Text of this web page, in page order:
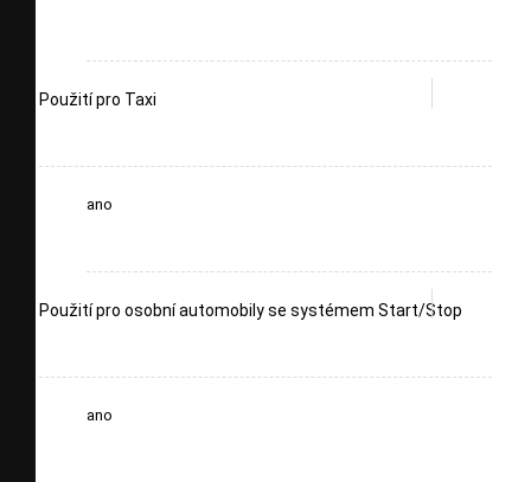
Použití pro Taxi
ano
Použití pro osobní automobily se systémem Start/Stop
ano